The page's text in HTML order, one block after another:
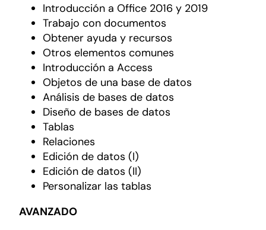
Introducción a Office 2016 y 2019
Trabajo con documentos
Obtener ayuda y recursos
Otros elementos comunes
Introducción a Access
Objetos de una base de datos
Análisis de bases de datos
Diseño de bases de datos
Tablas
Relaciones
Edición de datos (I)
Edición de datos (II)
Personalizar las tablas
AVANZADO